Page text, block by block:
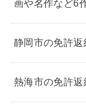
画や名作など6
静岡市の免許
熱海市の免許